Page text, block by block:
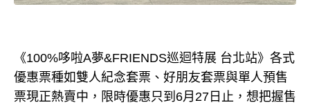
《100%哆啦A夢&FRIENDS巡迴特展 台北站》各式
優惠票種如雙人紀念套票、好朋友套票與單人預售
票現正熱賣中，限時優惠只到6月27日止，想把握售